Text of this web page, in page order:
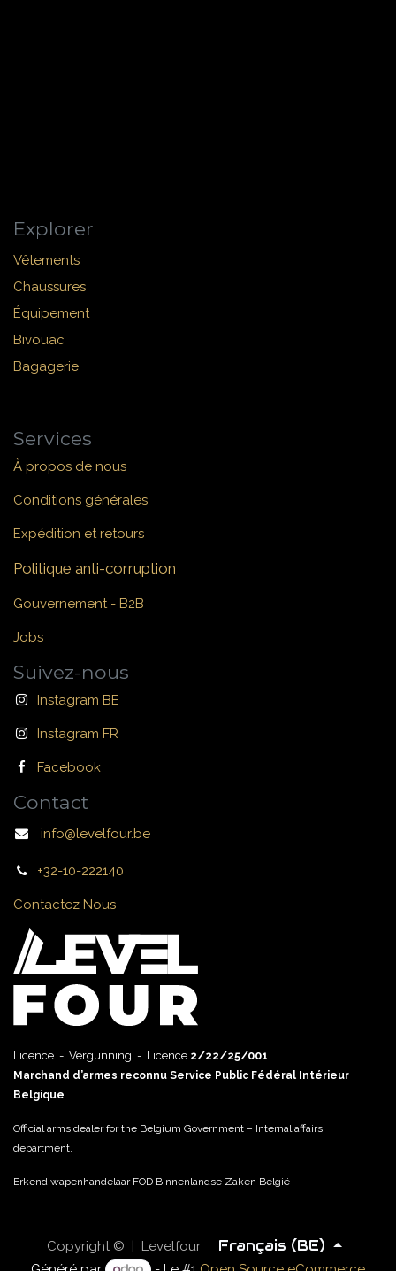
Explorer
Vêtements
Chaussures
Équipement
Bivouac
Bagagerie
Services
À propos de nous
Conditions générales
Expédition et retours
Politique anti-corruption
Gouvernement - B2B
Jobs
Suivez-nous
Instagram BE
Instagram FR
Facebook
Contact
info@levelfour.be
+32-10-222140
Contactez Nous
Licence - Vergunning - Licence 2/22/25/001
Marchand d’armes reconnu Service Public Fédéral Intérieur
Belgique
Official arms dealer for the Belgium Government – Internal affairs
department.
Erkend wapenhandelaar FOD Binnenlandse Zaken België
Copyright © | Levelfour Français (BE)